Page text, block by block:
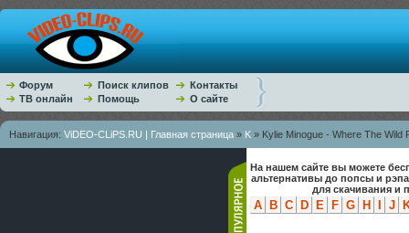
Форум Поиск клипов
Контакты
ТВ онлайн
Помощь О сайте
Навигация: ViDEO-CLiPS.RU | Главная страница » K » Kylie Minogue - Where The Wild
На нашем сайте вы можете
альтернативы до попсы и
для скачивания и
A B C D E F G H J